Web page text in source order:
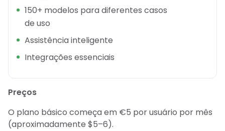
150+ modelos para diferentes casos
de uso
Assistência inteligente
Integrações essenciais
Preços
O plano básico começa em €5 por usuário por mês
(aproximadamente $5–6).